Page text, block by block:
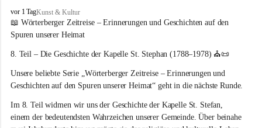
W
ö
r
e
b
e
g
vor 1 TagKunst & Kultur
📖 Wörterberger Zeitreise – Erinnerungen und Geschichten auf den
Spuren unserer Heimat
8. Teil – Die Geschichte der Kapelle St. Stephan (1788–1978) ⛪📜
Unsere beliebte Serie „Wörterberger Zeitreise – Erinnerungen und
Geschichten auf den Spuren unserer Heimat“ geht in die nächste Runde.
Im 8. Teil widmen wir uns der Geschichte der Kapelle St. Stefan,
einem der bedeutendsten Wahrzeichen unserer Gemeinde. Über beinahe